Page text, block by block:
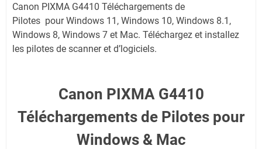
Canon PIXMA G4410 Téléchargements de
Pilotes pour Windows 11, Windows 10, Windows 8.1,
Windows 8, Windows 7 et Mac. Téléchargez et installez
les pilotes de scanner et d’logiciels.
Canon PIXMA G4410
Téléchargements de Pilotes pour
Windows & Mac